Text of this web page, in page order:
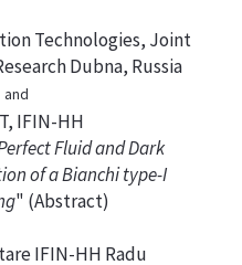
Technologies, Joint
Dubna, Russia
and
IFIN-HH
Fluid and Dark
of a Bianchi type-I
" (Abstract)
IFIN-HH Radu